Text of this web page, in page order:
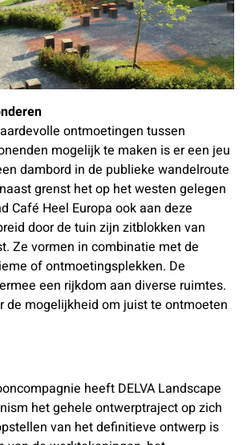
ontmoetingen tussen
mogelijk te maken is er een jeu
dambord in de publieke wandelroute
grenst het op het westen gelegen
Café Heel Europa ook aan deze
door de tuin zijn zitblokken van
Ze vormen in combinatie met de
of ontmoetingsplekken. De
een rijkdom aan diverse ruimtes.
de mogelijkheid om juist te ontmoeten
heeft DELVA Landscape
het gehele ontwerptraject op zich
van het definitieve ontwerp is